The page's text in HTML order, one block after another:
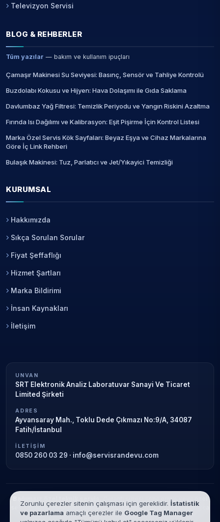
Televizyon Servisi
BLOG & REHBERLER
Tüm yazılar — bakım ve kullanım ipuçları
Çamaşır Makinesi Su Seviyesi: Basınç, Sensör ve Tahliye Kontrolü
Buzdolabı Kokusu ve Hijyen: Hava Dolaşımı ile Gıda Saklama
Davlumbaz Yağ Filtresi: Temizlik Periyodu ve Yangın Riskini Azaltma
Fırında Isı Dağılımı ve Kalibrasyon: Eşit Pişirme İçin Kontrol Listesi
Marka Özel Servis Kök Sayfaları: Beyaz Eşya ve Cihaz Markalarına
Göre İç Link Rehberi
Bulaşık Makinesi: Tuz, Parlatıcı ve Jet/Yıkayici Temizliği
KURUMSAL
Hakkımızda
Sıkça Sorulan Sorular
Fiyat Şeffaflığı
Hizmet Şartları
Marka Bildirimi
İnsan Kaynakları
İletişim
UNVAN
SRT Elektronik Analiz Laboratuvar Sanayi Ve Ticaret
Limited Şirketi
ADRES
Ayvansaray Mah., Toklu Dede Çıkmazı No:9/A, 34087
Fatih/İstanbul
İLETIŞIM
0850 260 03 29 · info@servisrandevu.com
Garanti süresi sona ermiş veya özel
servis kapsamındaki cihazlar için hizmet verilir. Marka adları yalnızca
tanımlama amaçlıdır; yetkili servis ilişkisi bulunmamaktadır.
Zorunlu çerezler sitenin çalışması için gereklidir. İstatistik
ve pazarlama amaçlı çerezler ile Google Tag Manager